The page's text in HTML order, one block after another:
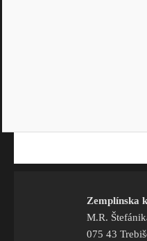
Zemplínska
M.R.
075 43